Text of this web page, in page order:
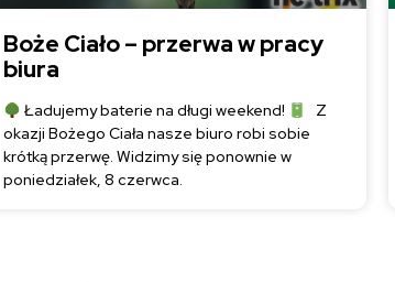
Boże Ciało – przerwa w pracy
biura
Ładujemy baterie na długi weekend!
Z
okazji Bożego Ciała nasze biuro robi sobie
krótką przerwę. Widzimy się ponownie w
poniedziałek, 8 czerwca.